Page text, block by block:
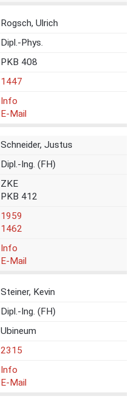
Rogsch, Ulrich
Dipl.-Phys.
PKB 408
1447
Info
E-Mail
Schneider, Justus
Dipl.-Ing. (FH)
ZKE
PKB 412
1959
1462
Info
E-Mail
Steiner, Kevin
Dipl.-Ing. (FH)
Ubineum
2315
Info
E-Mail